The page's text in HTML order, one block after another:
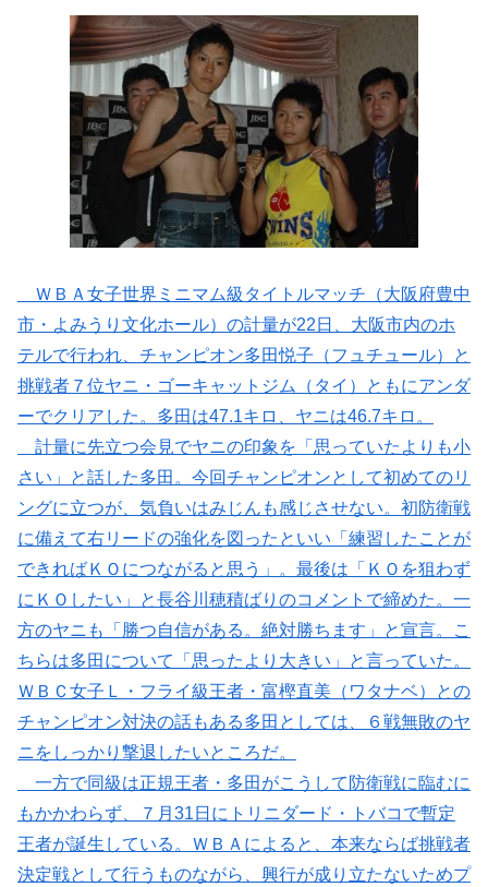
ＷＢＡ女子世界ミニマム級タイトルマッチ（大阪府豊中
市・よみうり文化ホール）の計量が22日、大阪市内のホ
テルで行われ、チャンピオン多田悦子（フュチュール）と
挑戦者７位ヤニ・ゴーキャットジム（タイ）ともにアンダ
ーでクリアした。多田は47.1キロ、ヤニは46.7キロ。
計量に先立つ会見でヤニの印象を「思っていたよりも小
さい」と話した多田。今回チャンピオンとして初めてのリ
ングに立つが、気負いはみじんも感じさせない。初防衛戦
に備えて右リードの強化を図ったといい「練習したことが
できればＫＯにつながると思う」。最後は「ＫＯを狙わず
にＫＯしたい」と長谷川穂積ばりのコメントで締めた。一
方のヤニも「勝つ自信がある。絶対勝ちます」と宣言。こ
ちらは多田について「思ったより大きい」と言っていた。
ＷＢＣ女子Ｌ・フライ級王者・富樫直美（ワタナベ）との
チャンピオン対決の話もある多田としては、６戦無敗のヤ
ニをしっかり撃退したいところだ。
一方で同級は正規王者・多田がこうして防衛戦に臨むに
もかかわらず、７月31日にトリニダード・トバコで暫定
王者が誕生している。ＷＢＡによると、本来ならば挑戦者
決定戦として行うものながら、興行が成り立たないためプ